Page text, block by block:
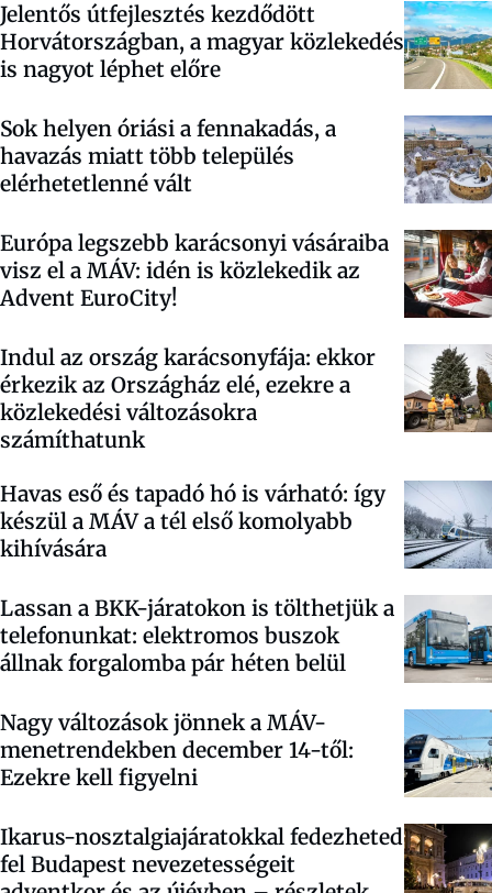
Jelentős útfejlesztés kezdődött
Horvátországban, a magyar közlekedés
is nagyot léphet előre
Sok helyen óriási a fennakadás, a
havazás miatt több település
elérhetetlenné vált
Európa legszebb karácsonyi vásáraiba
visz el a MÁV: idén is közlekedik az
Advent EuroCity!
Indul az ország karácsonyfája: ekkor
érkezik az Országház elé, ezekre a
közlekedési változásokra
számíthatunk
Havas eső és tapadó hó is várható: így
készül a MÁV a tél első komolyabb
kihívására
Lassan a BKK-járatokon is tölthetjük a
telefonunkat: elektromos buszok
állnak forgalomba pár héten belül
Nagy változások jönnek a MÁV-
menetrendekben december 14-től:
Ezekre kell figyelni
Ikarus-nosztalgiajáratokkal fedezheted
fel Budapest nevezetességeit